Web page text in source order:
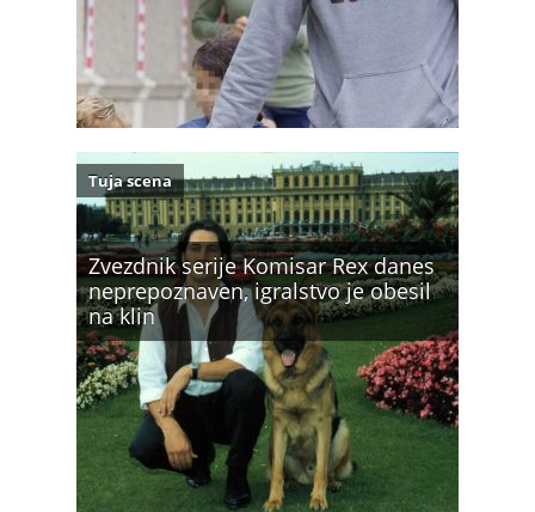
Zvezdnik serije Komisar Rex danes
neprepoznaven, igralstvo je obesil
na klin
Tuja scena